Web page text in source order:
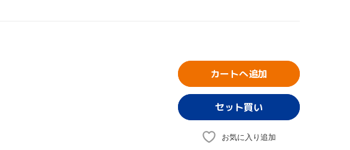
カートへ追加
お気に入り追加